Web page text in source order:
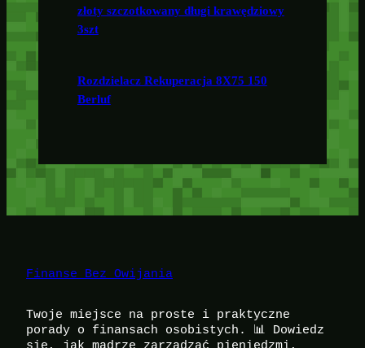
złoty szczotkowany długi krawędziowy
3szt
Rozdzielacz Rekuperacja 8X75 150
Berluf
Finanse Bez Owijania
Twoje miejsce na proste i praktyczne
porady o finansach osobistych. 📊 Dowiedz